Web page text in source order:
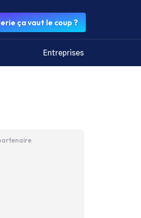
ça vaut le coup ?
Entreprises